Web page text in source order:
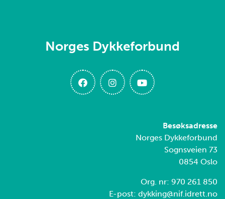
Norges Dykkeforbund
Besøksadresse
Norges Dykkeforbund
Sognsveien 73
0854 Oslo
Org. nr: 970 261 850
E-post: dykking@nif.idrett.no